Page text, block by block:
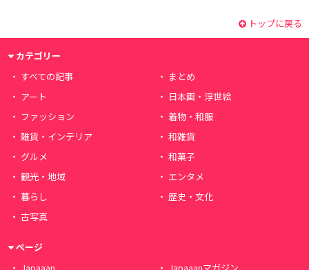
トップに戻る
カテゴリー
すべての記事
まとめ
アート
日本画・浮世絵
ファッション
着物・和服
雑貨・インテリア
和雑貨
グルメ
和菓子
観光・地域
エンタメ
暮らし
歴史・文化
古写真
ページ
Japaaan
Japaaanマガジン